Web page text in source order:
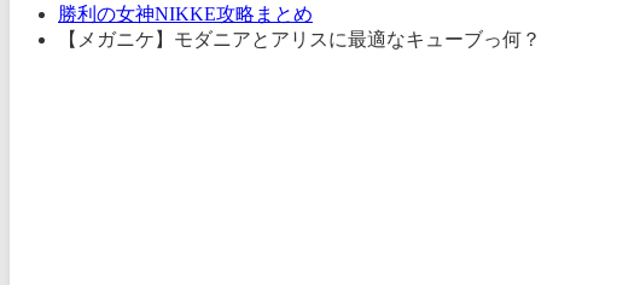
勝利の女神NIKKE攻略まとめ
【メガニケ】モダニアとアリスに最適なキューブっ何？